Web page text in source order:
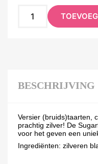
BESCHRIJVING
Versier (bruids)taarten,
prachtig zilver! De
voor het geven een
Ingrediënten: zilveren